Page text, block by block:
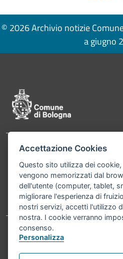
© 2026 Archivio notizie
a giugno
Contatti
Bologna P.Iva 01232710374
02008 02435
Telefono:051203040
Accessibilità Carta dei valori
Informativa sul trattamento dei
Accettazione Cookies
Questo sito utilizza dei
vengono memorizzati dal
dell'utente (computer, tablet,
migliorare l'esperienza di
nostri servizi, accetti l'utilizzo
nostra. I cookie verranno
consenso.
Personalizza